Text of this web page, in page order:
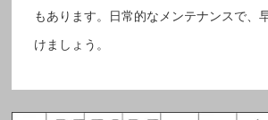
もあります。日常的なメンテナンスで、
けましょう。